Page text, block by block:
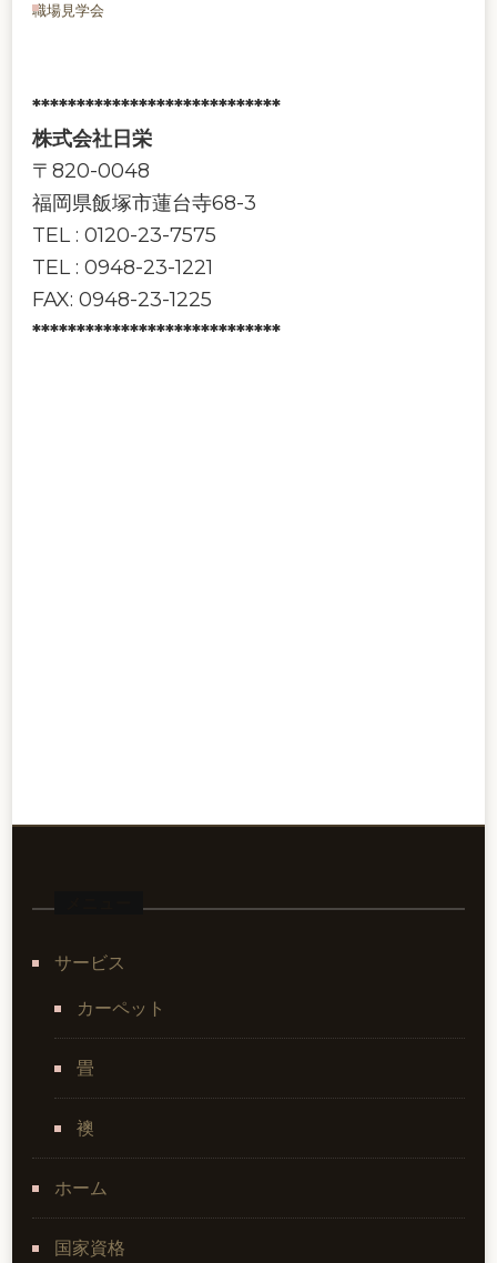
職場見学会
****************************
株式会社日栄
〒820-0048
福岡県飯塚市蓮台寺68-3
TEL : 0120-23-7575
TEL : 0948-23-1221
FAX: 0948-23-1225
****************************
サービス
カーペット
畳
襖
ホーム
国家資格